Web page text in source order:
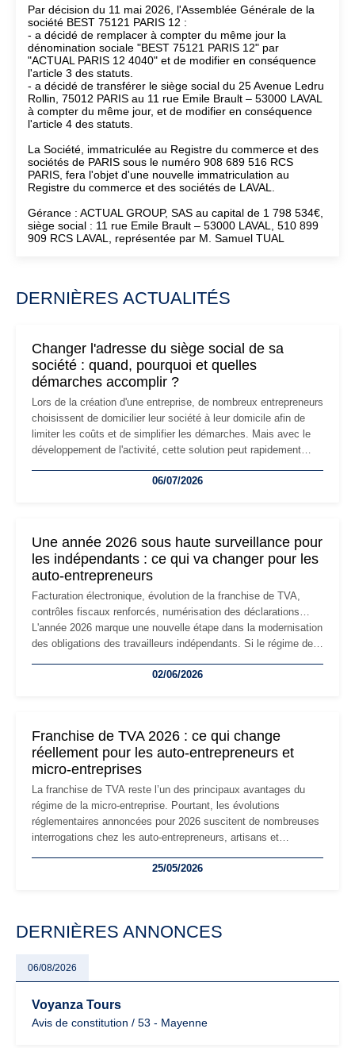
Par décision du 11 mai 2026, l'Assemblée Générale de la
société BEST 75121 PARIS 12 :
- a décidé de remplacer à compter du même jour la
dénomination sociale "BEST 75121 PARIS 12" par
"ACTUAL PARIS 12 4040" et de modifier en conséquence
l'article 3 des statuts.
- a décidé de transférer le siège social du 25 Avenue Ledru
Rollin, 75012 PARIS au 11 rue Emile Brault – 53000 LAVAL
à compter du même jour, et de modifier en conséquence
l'article 4 des statuts.
La Société, immatriculée au Registre du commerce et des
sociétés de PARIS sous le numéro 908 689 516 RCS
PARIS, fera l'objet d'une nouvelle immatriculation au
Registre du commerce et des sociétés de LAVAL.
Gérance : ACTUAL GROUP, SAS au capital de 1 798 534€,
siège social : 11 rue Emile Brault – 53000 LAVAL, 510 899
909 RCS LAVAL, représentée par M. Samuel TUAL
DERNIÈRES ACTUALITÉS
Changer l'adresse du siège social de sa
société : quand, pourquoi et quelles
démarches accomplir ?
Lors de la création d'une entreprise, de nombreux entrepreneurs
choisissent de domicilier leur société à leur domicile afin de
limiter les coûts et de simplifier les démarches. Mais avec le
développement de l'activité, cette solution peut rapidement
professionnels, recrutement, image de marque… Le
06/07/2026
Une année 2026 sous haute surveillance pour
les indépendants : ce qui va changer pour les
auto-entrepreneurs
Facturation électronique, évolution de la franchise de TVA,
contrôles fiscaux renforcés, numérisation des déclarations…
L'année 2026 marque une nouvelle étape dans la modernisation
des obligations des travailleurs indépendants. Si le régime de
les auto-entrepreneurs devront s'adapter à un environnement
02/06/2026
Franchise de TVA 2026 : ce qui change
réellement pour les auto-entrepreneurs et
micro-entreprises
La franchise de TVA reste l’un des principaux avantages du
régime de la micro-entreprise. Pourtant, les évolutions
réglementaires annoncées pour 2026 suscitent de nombreuses
interrogations chez les auto-entrepreneurs, artisans et
facturation ou risque de bascule vers la TVA : les règles
25/05/2026
DERNIÈRES ANNONCES
06/08/2026
Voyanza Tours
Avis de constitution / 53 - Mayenne